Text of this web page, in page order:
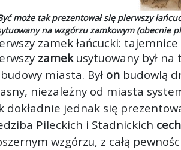
może tak prezentował się pierwszy
na wzgórzu zamkowym (obecnie
zamek łańcucki:
zamekusytuowany był na
miasta. Był on budowlą
niezależny od miasta
dokładnie jednak się
Pileckich i Stadnickich
wzgórzu, z całą